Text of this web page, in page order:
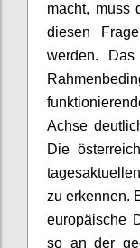
macht, muss
diesen
werden.
Achse
Die
zu erkennen.
europäische
so an der